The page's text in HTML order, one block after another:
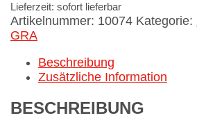
Lieferzeit: sofort lieferbar
Artikelnummer: 10074 Kategorie:
GRA
Beschreibung
Zusätzliche Information
BESCHREIBUNG